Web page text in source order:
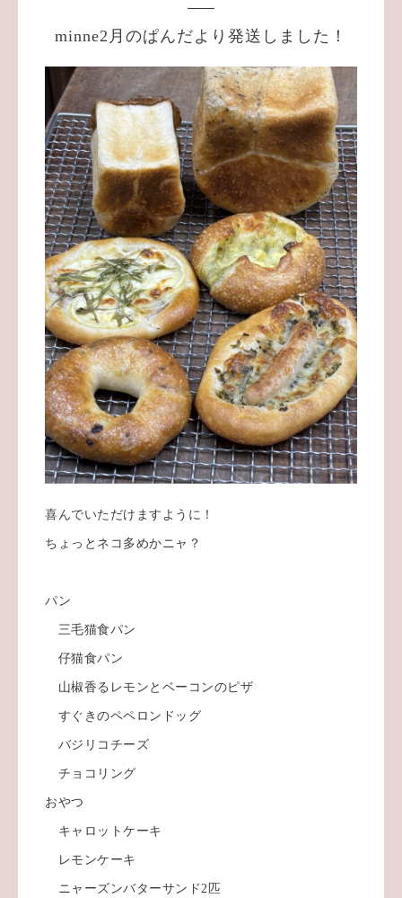
minne2月のぱんだより発送しました！
喜んでいただけますように！
ちょっとネコ多めかニャ？
パン
三毛猫食パン
仔猫食パン
山椒香るレモンとベーコンのピザ
すぐきのペペロンドッグ
バジリコチーズ
チョコリング
おやつ
キャロットケーキ
レモンケーキ
ニャーズンバターサンド2匹